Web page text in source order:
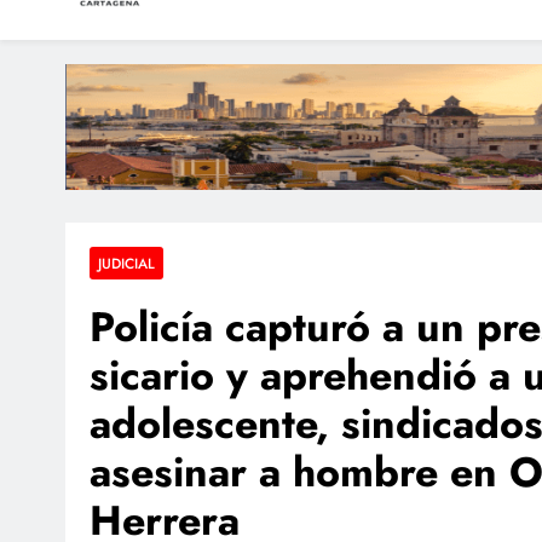
Identifican al
Un muerto y
Policía abatió a
LAS NOTICIAS CARTAGENA
Periodismo e Investigación
JUDICIAL
Policía capturó a un
sicario y aprehendió a
adolescente,
asesinar a hombre en
Herrera